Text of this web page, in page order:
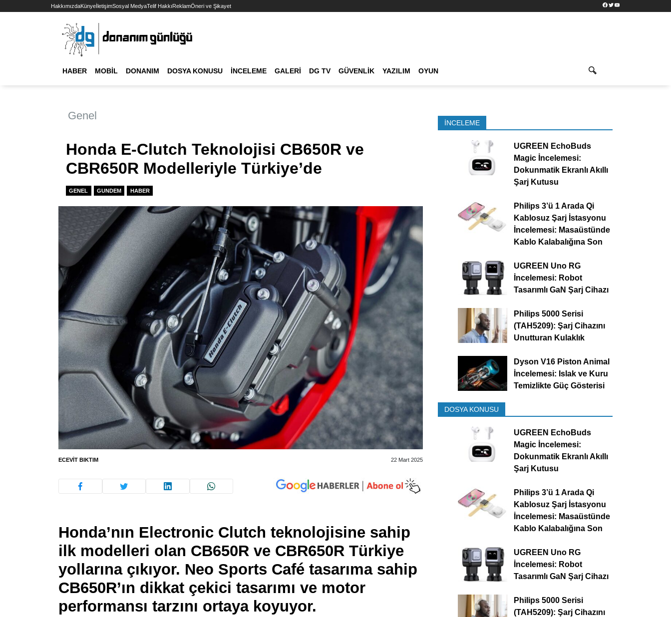
HakkımızdaKünyeİletişimSosyal MedyaTelif HakkıReklamÖneri ve Şikayet Facebook
TwitterYouTube
HABER MOBIL DONANIM DOSYA KONUSU İNCELEME GALERI DG TV GÜVENLIK YAZILIM OYUN
Genel
Honda E-Clutch Teknolojisi CB650R ve
CBR650R Modelleriyle Türkiye’de
GENEL GUNDEM HABER
ECEVIT BIKTIM 22 Mart 2025
Honda’nın Electronic Clutch teknolojisine sahip
ilk modelleri olan CB650R ve CBR650R Türkiye
yollarına çıkıyor. Neo Sports Café tasarıma sahip
CB650R’ın dikkat çekici tasarımı ve motor
performansı tarzını ortaya koyuyor.
İNCELEME
UGREEN EchoBuds
Magic İncelemesi:
Dokunmatik Ekranlı Akıllı
Şarj Kutusu
Philips 3’ü 1 Arada Qi
Kablosuz Şarj İstasyonu
İncelemesi: Masaüstünde
Kablo Kalabalığına Son
UGREEN Uno RG
İncelemesi: Robot
Tasarımlı GaN Şarj Cihazı
Philips 5000 Serisi
(TAH5209): Şarj Cihazını
Unutturan Kulaklık
Dyson V16 Piston Animal
İncelemesi: Islak ve Kuru
Temizlikte Güç Gösterisi
DOSYA KONUSU
UGREEN EchoBuds
Magic İncelemesi:
Dokunmatik Ekranlı Akıllı
Şarj Kutusu
Philips 3’ü 1 Arada Qi
Kablosuz Şarj İstasyonu
İncelemesi: Masaüstünde
Kablo Kalabalığına Son
UGREEN Uno RG
İncelemesi: Robot
Tasarımlı GaN Şarj Cihazı
Philips 5000 Serisi
(TAH5209): Şarj Cihazını